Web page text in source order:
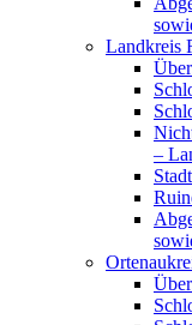
Landkreis
–